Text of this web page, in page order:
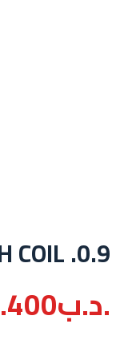
COIL .0.9
.د.ب